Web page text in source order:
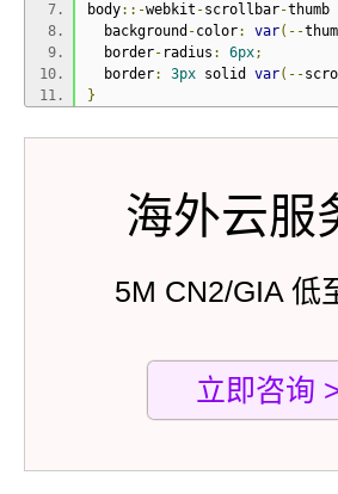
body::-webkit -scrollbar-thumb
background -color: var(--
border- radius : 6px;
border: 3px solid var(--
}
海外云服
5M CN2/GIA 低
立即咨询